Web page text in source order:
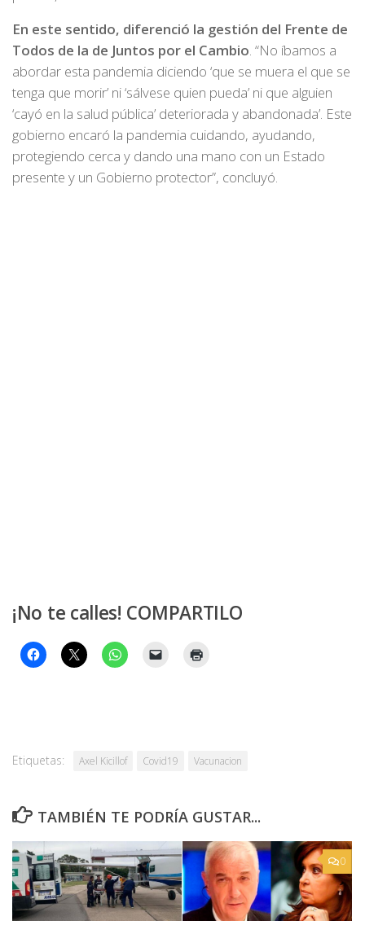
En este sentido, diferenció la gestión del Frente de
Todos de la de Juntos por el Cambio. “No íbamos a
abordar esta pandemia diciendo ‘que se muera el que se
tenga que morir’ ni ‘sálvese quien pueda’ ni que alguien
‘cayó en la salud pública’ deteriorada y abandonada’. Este
gobierno encaró la pandemia cuidando, ayudando,
protegiendo cerca y dando una mano con un Estado
presente y un Gobierno protector”, concluyó.
¡No te calles! COMPARTILO
Etiquetas: Axel Kicillof Covid19 Vacunacion
TAMBIÉN TE PODRÍA GUSTAR...
0